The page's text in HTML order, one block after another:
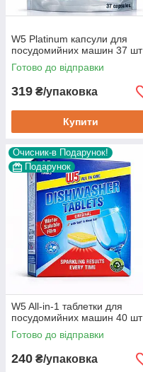
W5 Platinum капсули для
посудомийних машин 37 шт
Готово до відправки
319 ₴/упаковка
Купити
Очисник-в Подарунок!
Подарунок
W5 All-in-1 таблетки для
посудомийних машин 40 шт
Готово до відправки
240 ₴/упаковка